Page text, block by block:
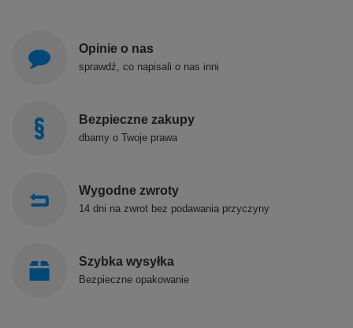
Opinie o nas
sprawdź, co napisali o nas inni
Bezpieczne zakupy
dbamy o Twoje prawa
Wygodne zwroty
14 dni na zwrot bez podawania przyczyny
Szybka wysyłka
Bezpieczne opakowanie